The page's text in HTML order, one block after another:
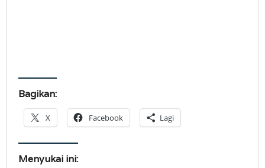
Bagikan:
X Facebook Lagi
Menyukai ini: